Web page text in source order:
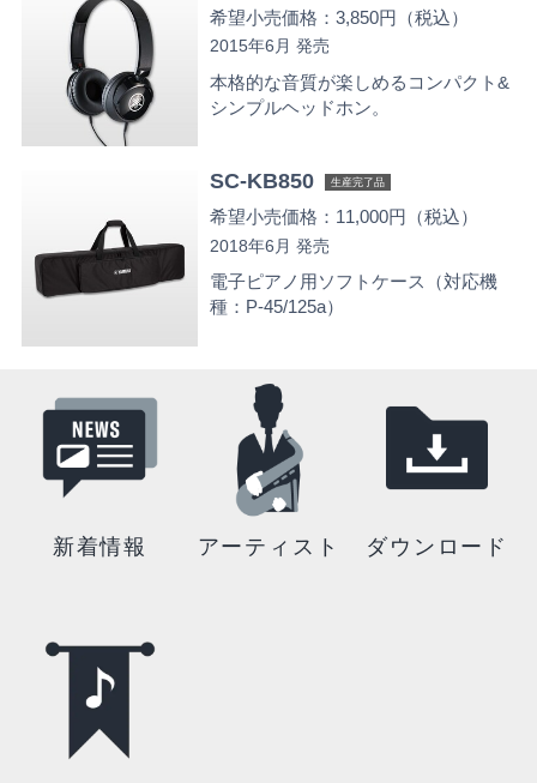
希望小売価格：3,850円（税込）
2015年6月 発売
本格的な音質が楽しめるコンパクト&
シンプルヘッドホン。
SC-KB850 生産完了品
希望小売価格：11,000円（税込）
2018年6月 発売
電子ピアノ用ソフトケース（対応機
種：P-45/125a）
新着情報 アーティスト ダウンロード